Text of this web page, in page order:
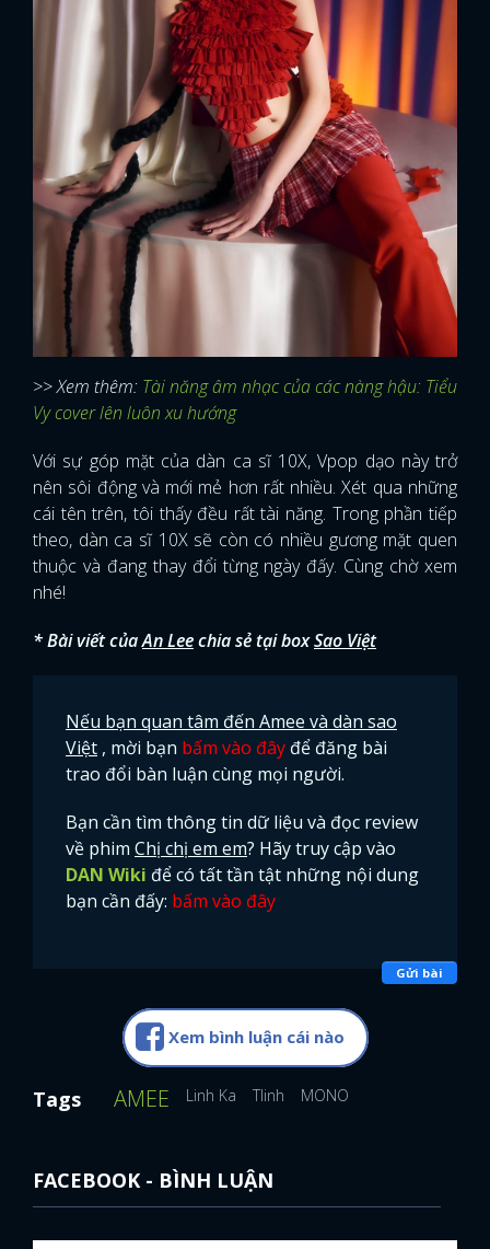
>> Xem thêm: Tài năng âm nhạc của các nàng hậu: Tiểu
Vy cover lên luôn xu hướng
Với sự góp mặt của dàn ca sĩ 10X, Vpop dạo này trở
nên sôi động và mới mẻ hơn rất nhiều. Xét qua những
cái tên trên, tôi thấy đều rất tài năng. Trong phần tiếp
theo, dàn ca sĩ 10X sẽ còn có nhiều gương mặt quen
thuộc và đang thay đổi từng ngày đấy. Cùng chờ xem
nhé!
* Bài viết củaAn Leechia sẻ tại boxSao Việt
Nếu bạn quan tâm đến Amee và dàn sao
Việt , mời bạn bấm vào đây để đăng bài
trao đổi bàn luận cùng mọi người.
Bạn cần tìm thông tin dữ liệu và đọc review
về phim Chị chị em em? Hãy truy cập vào
DAN Wiki để có tất tần tật những nội dung
bạn cần đấy: bấm vào đây
Gửi bài
Xem bình luận cái nào
Tags AMEE Linh Ka Tlinh MONO
FACEBOOK - BÌNH LUẬN